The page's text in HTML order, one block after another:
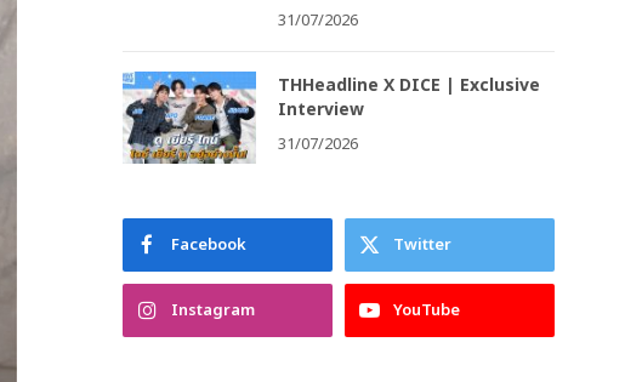
31/07/2026
THHeadline X DICE | Exclusive
Interview
31/07/2026
Facebook Twitter
Instagram YouTube